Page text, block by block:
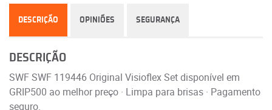
DESCRIÇÃO OPINIÕES SEGURANÇA
DESCRIÇÃO
SWF SWF 119446 Original Visioflex Set disponível em
GRIP500 ao melhor preço · Limpa para brisas · Pagamento
seguro.